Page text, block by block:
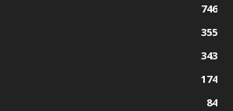
746
355
343
174
84